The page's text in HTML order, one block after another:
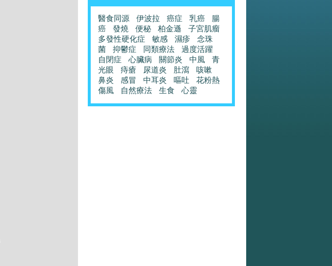
醫食同源 伊波拉 癌症 乳癌
腸
癌
發燒 便秘 柏金遜
子宮肌瘤
多發性硬化症
敏感 濕疹
念珠
菌
抑鬱症 同類療法
過度活躍
自閉症
心臟病 關節炎 中風
青
光眼
痔瘡 尿道炎 肚瀉
咳嗽
鼻炎
感冒 中耳炎 嘔吐
花粉熱
傷風
自然療法 生食 心靈